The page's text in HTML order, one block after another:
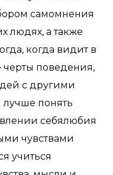
самомнения
людях, а также
когда видит в
черты поведения,
с другими
понять
себялюбия
чувствами
учиться